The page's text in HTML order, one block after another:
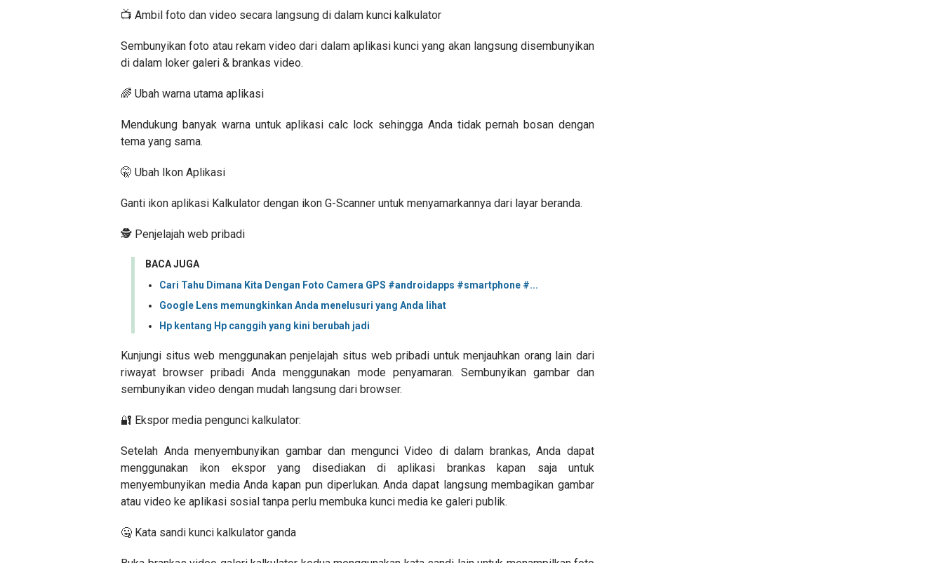
📺 Ambil foto dan video secara langsung di dalam kunci kalkulator
Sembunyikan foto atau rekam video dari dalam aplikasi kunci yang akan langsung disembunyikan
di dalam loker galeri & brankas video.
🌈 Ubah warna utama aplikasi
Mendukung banyak warna untuk aplikasi calc lock sehingga Anda tidak pernah bosan dengan
tema yang sama.
🤫 Ubah Ikon Aplikasi
Ganti ikon aplikasi Kalkulator dengan ikon G-Scanner untuk menyamarkannya dari layar beranda.
🕵️ Penjelajah web pribadi
BACA JUGA
Cari Tahu Dimana Kita Dengan Foto Camera GPS #androidapps #smartphone #...
Google Lens memungkinkan Anda menelusuri yang Anda lihat
Hp kentang Hp canggih yang kini berubah jadi
Kunjungi situs web menggunakan penjelajah situs web pribadi untuk menjauhkan orang lain dari
riwayat browser pribadi Anda menggunakan mode penyamaran. Sembunyikan gambar dan
sembunyikan video dengan mudah langsung dari browser.
🔐 Ekspor media pengunci kalkulator:
Setelah Anda menyembunyikan gambar dan mengunci Video di dalam brankas, Anda dapat
menggunakan ikon ekspor yang disediakan di aplikasi brankas kapan saja untuk
menyembunyikan media Anda kapan pun diperlukan. Anda dapat langsung membagikan gambar
atau video ke aplikasi sosial tanpa perlu membuka kunci media ke galeri publik.
🤐 Kata sandi kunci kalkulator ganda